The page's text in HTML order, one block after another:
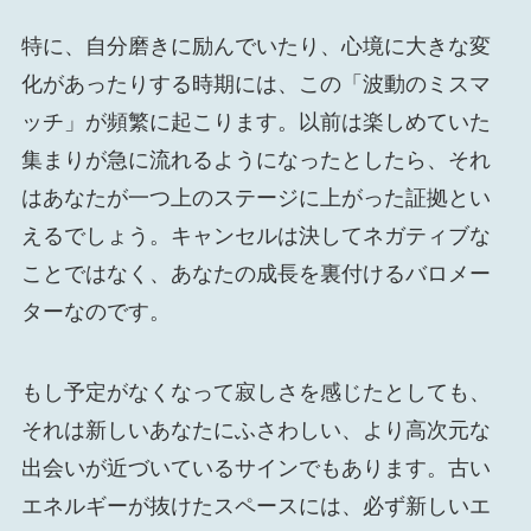
特に、自分磨きに励んでいたり、心境に大きな変
化があったりする時期には、この「波動のミスマ
ッチ」が頻繁に起こります。以前は楽しめていた
集まりが急に流れるようになったとしたら、それ
はあなたが一つ上のステージに上がった証拠とい
えるでしょう。キャンセルは決してネガティブな
ことではなく、あなたの成長を裏付けるバロメー
ターなのです。
もし予定がなくなって寂しさを感じたとしても、
それは新しいあなたにふさわしい、より高次元な
出会いが近づいているサインでもあります。古い
エネルギーが抜けたスペースには、必ず新しいエ